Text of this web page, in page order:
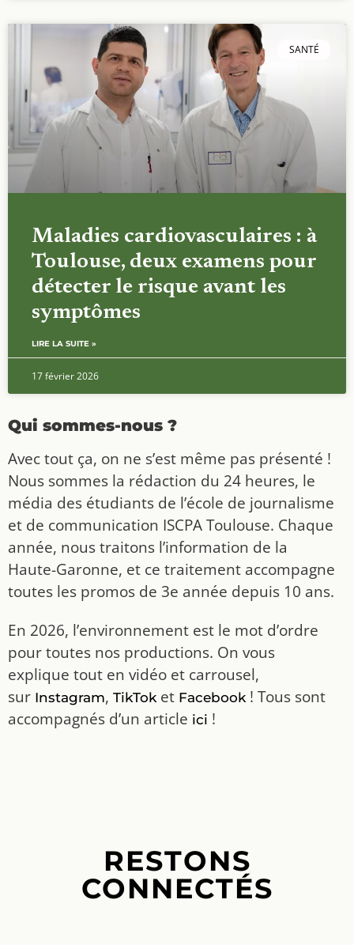
SANTÉ
Maladies cardiovasculaires : à
Toulouse, deux examens pour
détecter le risque avant les
symptômes
LIRE LA SUITE »
17 février 2026
Qui sommes-nous ?
Avec tout ça, on ne s’est même pas présenté !
Nous sommes la rédaction du 24 heures, le
média des étudiants de l’école de journalisme
et de communication ISCPA Toulouse. Chaque
année, nous traitons l’information de la
Haute-Garonne, et ce traitement accompagne
toutes les promos de 3e année depuis 10 ans.
En 2026, l’environnement est le mot d’ordre
pour toutes nos productions. On vous
explique tout en vidéo et carrousel,
sur Instagram, TikToket Facebook! Tous sont
accompagnés d’un article ici !
RESTONS
CONNECTÉS